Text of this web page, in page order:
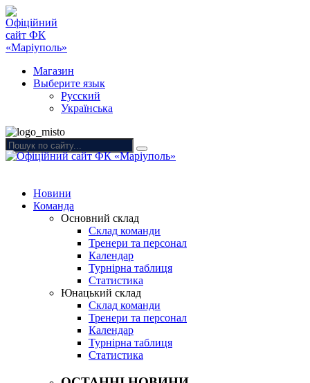
Магазин
Выберите язык
Русский
Українська
Новини
Команда
Основний склад
Склад команди
Тренери та персонал
Календар
Турнірна таблиця
Статистика
Юнацький склад
Склад команди
Тренери та персонал
Календар
Турнірна таблиця
Статистика